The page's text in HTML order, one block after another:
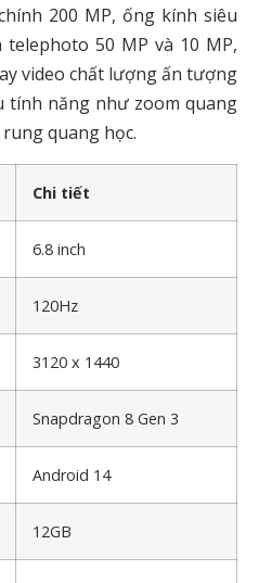
200 MP, ống kính siêu
50 MP và 10 MP,
video chất lượng ấn tượng
tính năng như zoom quang
quang học.
Chi tiết
6.8 inch
120Hz
3120 x 1440
Snapdragon 8 Gen 3
Android 14
12GB